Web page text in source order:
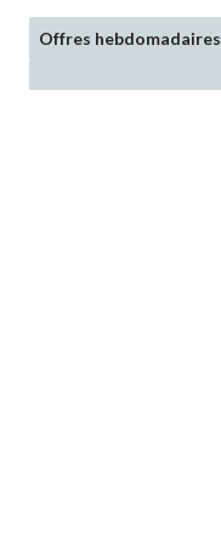
Offres hebdomadaires